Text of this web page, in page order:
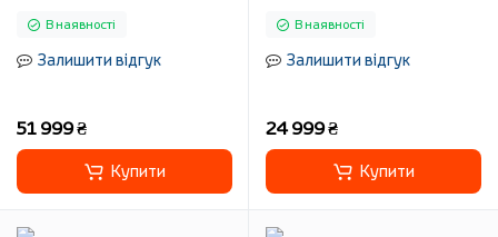
В наявності
Залишити відгук
51 999 ₴
Купити
В наявності
Залишити відгук
24 999 ₴
Купити